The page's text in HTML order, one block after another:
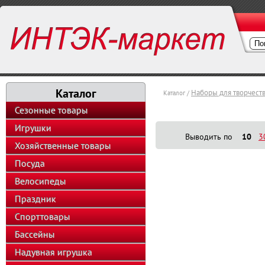
Каталог
Сезонные товары
Игрушки
Хозяйственные товары
Посуда
Велосипеды
Праздник
Спорттовары
Бассейны
Надувная игрушка
Каталог / Наборы для
Выводить по 10